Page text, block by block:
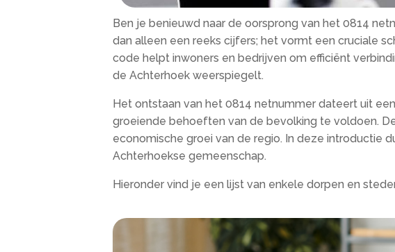
Ben je benieuwd naar de oorsprong van het 0814
dan alleen een reeks cijfers; het vormt een cruciale
code helpt inwoners en bedrijven om efficiënt
de Achterhoek weerspiegelt.
Het ontstaan van het 0814 netnummer dateert uit
groeiende behoeften van de bevolking te voldoen.
economische groei van de regio. In deze introductie
Achterhoekse gemeenschap.
Hieronder vind je een lijst van enkele dorpen en